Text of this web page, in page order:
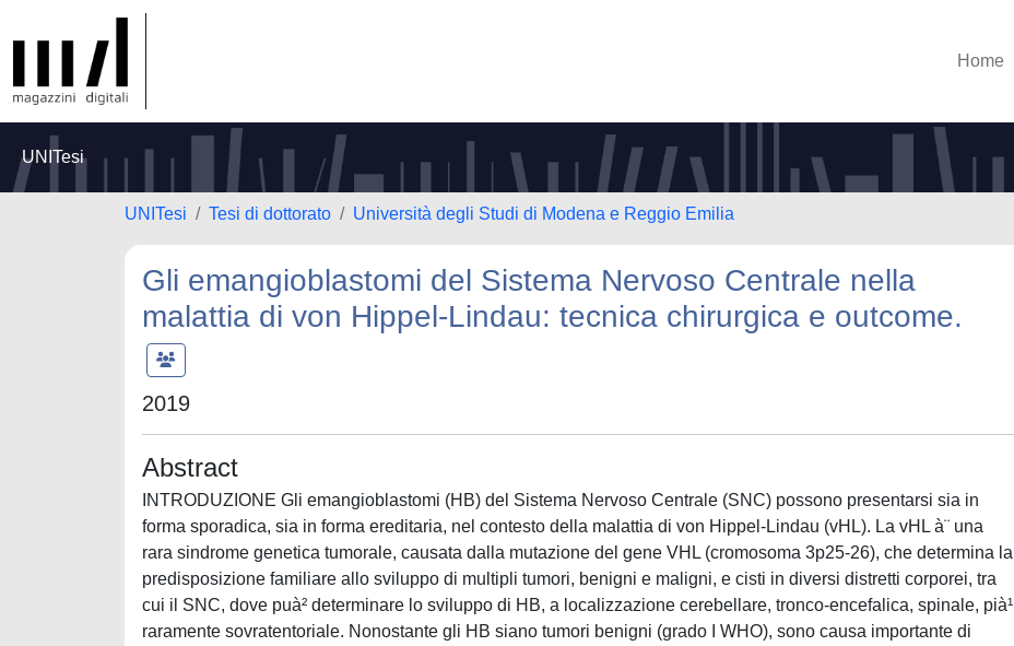
Home
UNITesi
UNITesi Tesi di dottorato Università degli Studi di Modena e Reggio Emilia
Gli emangioblastomi del Sistema Nervoso Centrale nella
malattia di von Hippel-Lindau: tecnica chirurgica e outcome.
2019
Abstract
INTRODUZIONE Gli emangioblastomi (HB) del Sistema Nervoso Centrale (SNC) possono presentarsi sia in
forma sporadica, sia in forma ereditaria, nel contesto della malattia di von Hippel-Lindau (vHL). La vHL à¨ una
rara sindrome genetica tumorale, causata dalla mutazione del gene VHL (cromosoma 3p25-26), che determina la
predisposizione familiare allo sviluppo di multipli tumori, benigni e maligni, e cisti in diversi distretti corporei, tra
cui il SNC, dove puà² determinare lo sviluppo di HB, a localizzazione cerebellare, tronco-encefalica, spinale, pià¹
raramente sovratentoriale. Nonostante gli HB siano tumori benigni (grado I WHO), sono causa importante di